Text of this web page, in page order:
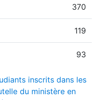
370
119
93
inscrits dans les
du ministère en